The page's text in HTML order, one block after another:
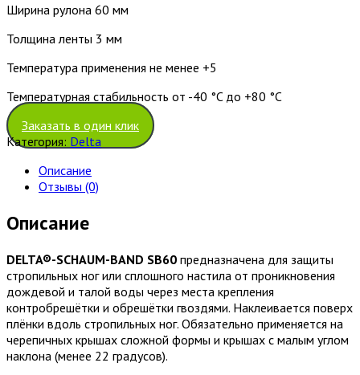
Ширина рулона 60 мм
Толщина ленты 3 мм
Температура применения не менее +5
Температурная стабильность от -40 °C до +80 °C
Заказать в один клик
Категория: Delta
Описание
Отзывы (0)
Описание
DELTA®-SCHAUM-BAND SB60 предназначена для защиты
стропильных ног или сплошного настила от проникновения
дождевой и талой воды через места крепления
контробрешётки и обрешётки гвоздями. Наклеивается поверх
плёнки вдоль стропильных ног. Обязательно применяется на
черепичных крышах сложной формы и крышах с малым углом
наклона (менее 22 градусов).